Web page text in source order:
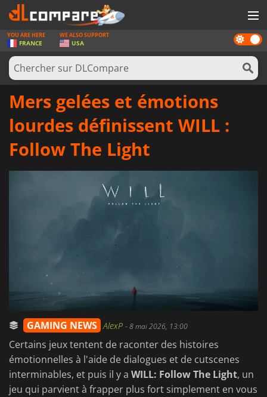
JEUX
CARTES PRÉPAYÉES
LOGICIELS
SE CONNECTER OU S'INSCRIRE
Dark
mode
YOU ARE HERE
FRANCE
WE ALSO SUPPORT
USA
Mers gelées et émotions
lourdes définissent WILL :
Follow The Light
GAMING NEWS AlexP -8 mai 2026, 13:00
Certains jeux tentent de raconter des histoires
émotionnelles à l'aide de dialogues et de cutscenes
interminables, et puis il y a WILL: Follow The Light, un
jeu qui parvient à frapper plus fort simplement en vous